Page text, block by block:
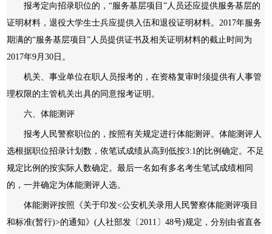
报考定向招录职位的，“服务基层项目”人员还应提供服务基层的
证明材料，退役大学生士兵应提供入伍和退役证明材料。2017年服务
期满的“服务基层项目”人员提供证书及相关证明材料的截止时间为
2017年9月30日。
机关、事业单位在职人员报考的，在资格复审时须提供有人事管
理权限的主管机关出具的同意报考证明。
六、体能测评
报考人民警察职位的，按照有关规定进行体能测评。体能测评人
选根据职位招录计划数，依笔试成绩从高到低按3:1的比例确定。不足
规定比例的按实际人数确定。最后一名如有多名考生笔试成绩相同
的，一并确定为体能测评人选。
体能测评按照《关于印发<公安机关录用人民警察体能测评项目
和标准(暂行)>的通知》(人社部发〔2011〕48号)规定，分别由省直各